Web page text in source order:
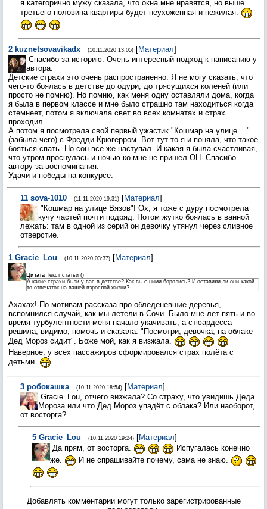
я категорично мужу сказала, что окна мне нравятся, но выше
третьего половина квартиры будет неухоженная и нежилая.
2 kuznetsovavikadx (10.11.2020 13:05) [Материал]
Спасибо за историю. Очень интересный подход к написанию у
автора.
Детские страхи это очень распространенно. Я не могу сказать, что
чего-то боялась в детстве до одури, до трясущихся коленей (или
просто не помню). Но помню, как меня одну оставляли дома, когда
я была в первом классе и мне было страшно там находиться когда
стемнеет, потом я включала свет во всех комнатах и страх
проходил.
А потом я посмотрела свой первый ужастик "Кошмар на улице ..."
(забыла чего) с Фредди Крюгерром. Вот тут то я и поняла, что такое
бояться спать. Но сон все же наступал. И какая я была счастливая,
что утром проснулась и ночью ко мне не пришел ОН. Спасибо
автору за воспоминания.
Удачи и победы на конкурсе.
11 sova-1010 (11.11.2020 19:31) [Материал]
"Кошмар на улице Вязов"! Ох, я тоже с дуру посмотрела
кучу частей почти подряд. Потом жутко боялась в ванной
лежать: там в одной из серий он девочку утянул через сливное
отверстие.
1 Gracie_Lou (10.11.2020 03:37) [Материал]
Цитата Текст статьи ()
А какие страхи были у вас в детстве? Как вы с ними боролись? И оставили ли они какой-
то отпечаток на вашей взрослой жизни?
Ахахах! По мотивам рассказа про обледеневшие деревья,
вспомнился случай, как мы летели в Сочи. Было мне лет пять и во
время турбулентности меня начало укачивать, а стюардесса
решила, видимо, помочь и сказала: "Посмотри, девочка, на облаке
Дед Мороз сидит". Боже мой, как я визжала.
Наверное, у всех пассажиров сформировался страх полёта с
детьми.
3 робокашка (10.11.2020 18:54) [Материал]
Gracie_Lou, отчего визжала? Со страху, что увидишь Деда
Мороза или что Дед Мороз упадёт с облака? Или наоборот,
от восторга?
5 Gracie_Lou (10.11.2020 19:24) [Материал]
Да прям, от восторга.
Испугалась конечно
же.
И не спрашивайте почему, сама не знаю.
Добавлять комментарии могут только зарегистрированные